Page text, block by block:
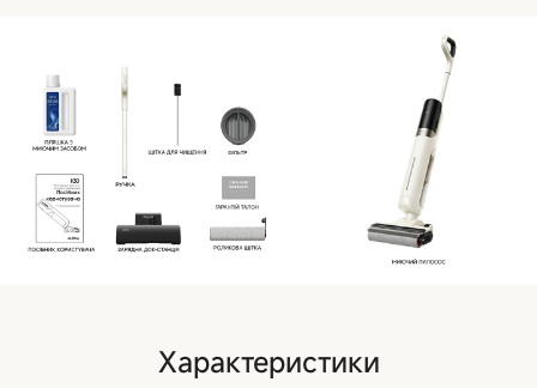
Характеристики